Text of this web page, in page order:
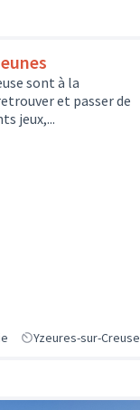
sont à la
et passer de
jeux,...
Yzeures-sur-Creuse